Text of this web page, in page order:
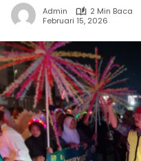
Admin
2 Min Baca
Februari 15, 2026